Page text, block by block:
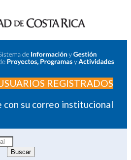
REGISTRADOS
con su correo institucional